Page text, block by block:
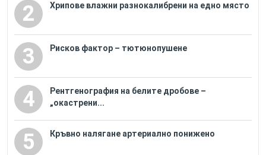
2 Хрипове влажни разнокалибрени на едно място
3 Рисков фактор – тютюнопушене
4
Рентгенография на белите дробове –
„окастрени...
5 Кръвно налягане артериално понижено